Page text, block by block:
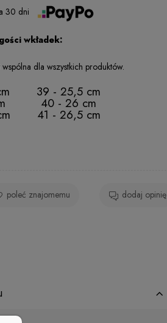
30 dni
wkładek:
dla wszystkich produktów.
39 - 25,5 cm
40 - 26 cm
41 - 26,5 cm
poleć znajomemu dodaj opinię